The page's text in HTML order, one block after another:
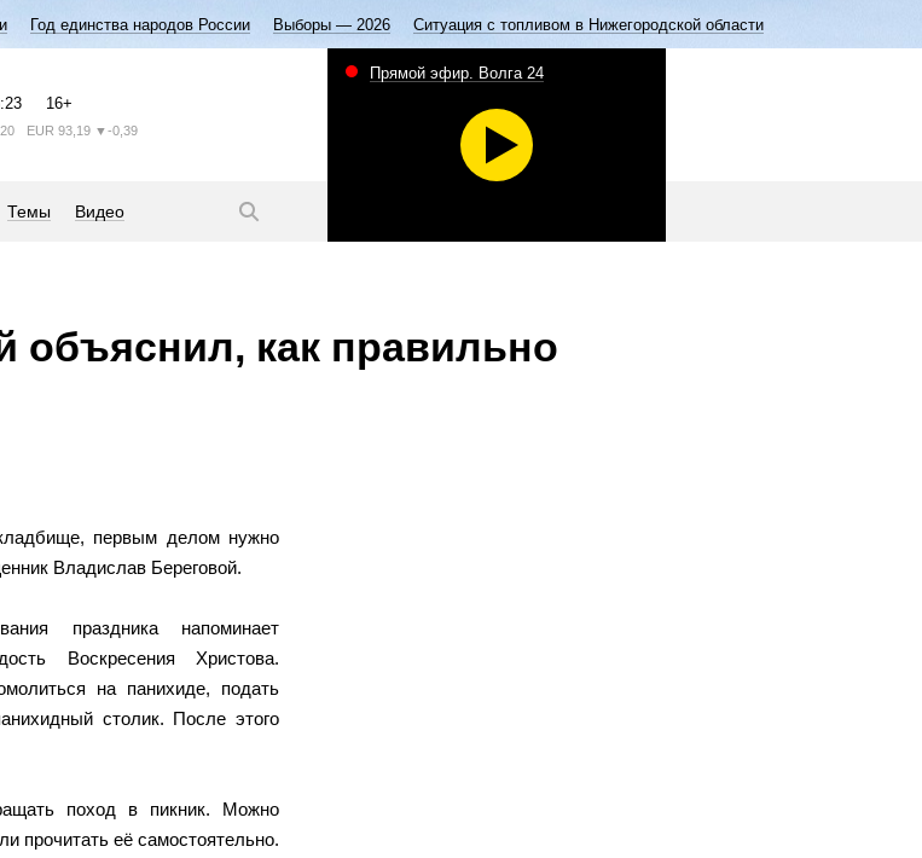
Год единства народов России Выборы — 2026 Ситуация с топливом в Нижегородской области
16+
EUR 93,19 ▼-0,39
Темы Видео
Прямой эфир. Волга 24
объяснил, как правильно
первым делом нужно
Владислав Береговой.
праздника напоминает
Воскресения Христова.
на панихиде, подать
столик. После этого
поход в пикник. Можно
прочитать её самостоятельно.